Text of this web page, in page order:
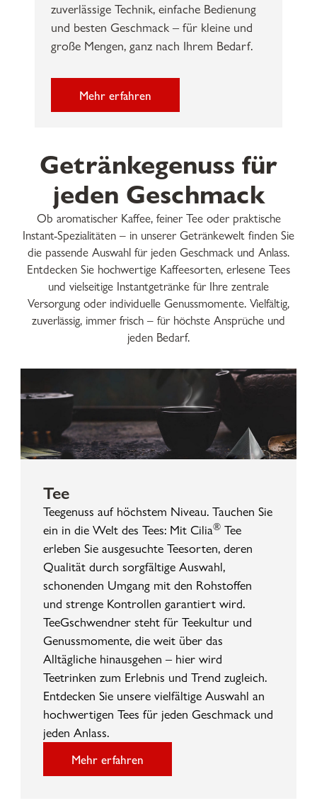
zuverlässige Technik, einfache Bedienung
und besten Geschmack – für kleine und
große Mengen, ganz nach Ihrem Bedarf.
Mehr erfahren
Getränkegenuss für
jeden Geschmack
Ob aromatischer Kaffee, feiner Tee oder praktische
Instant-Spezialitäten – in unserer Getränkewelt finden Sie
die passende Auswahl für jeden Geschmack und Anlass.
Entdecken Sie hochwertige Kaffeesorten, erlesene Tees
und vielseitige Instantgetränke für Ihre zentrale
Versorgung oder individuelle Genussmomente. Vielfältig,
zuverlässig, immer frisch – für höchste Ansprüche und
jeden Bedarf.
Tee
Teegenuss auf höchstem Niveau. Tauchen Sie
ein in die Welt des Tees: Mit Cilia® Tee
erleben Sie ausgesuchte Teesorten, deren
Qualität durch sorgfältige Auswahl,
schonenden Umgang mit den Rohstoffen
und strenge Kontrollen garantiert wird.
TeeGschwendner steht für Teekultur und
Genussmomente, die weit über das
Alltägliche hinausgehen – hier wird
Teetrinken zum Erlebnis und Trend zugleich.
Entdecken Sie unsere vielfältige Auswahl an
hochwertigen Tees für jeden Geschmack und
jeden Anlass.
Mehr erfahren